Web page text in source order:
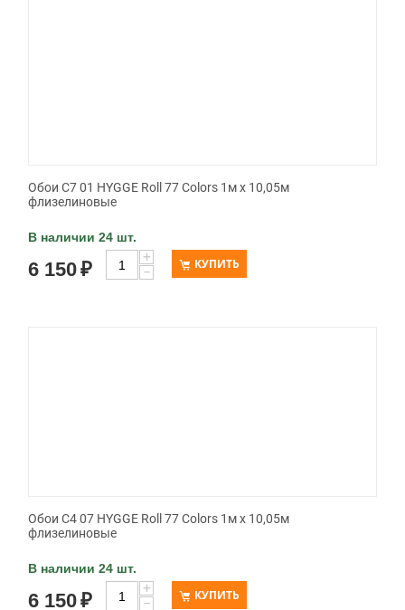
Обои C7 01 HYGGE Roll 77 Colors 1м х 10,05м
флизелиновые
В наличии 24 шт.
6 150₽
+
−
КУПИТЬ
Обои C4 07 HYGGE Roll 77 Colors 1м х 10,05м
флизелиновые
В наличии 24 шт.
6 150₽
+
−
КУПИТЬ